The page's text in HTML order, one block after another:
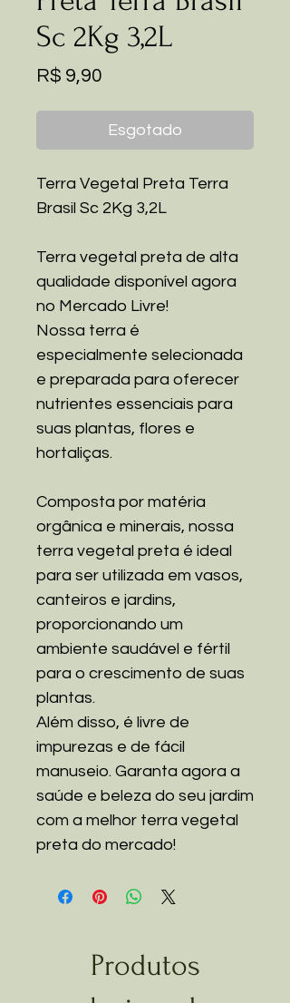
Sc 2Kg 3,2L
R$ 9,90
Esgotado
Terra Vegetal Preta Terra
Brasil Sc 2Kg 3,2L
Terra vegetal preta de alta
qualidade disponível agora
no Mercado Livre!
Nossa terra é
especialmente selecionada
e preparada para oferecer
nutrientes essenciais para
suas plantas, flores e
hortaliças.
Composta por matéria
orgânica e minerais, nossa
terra vegetal preta é ideal
para ser utilizada em vasos,
canteiros e jardins,
proporcionando um
ambiente saudável e fértil
para o crescimento de suas
plantas.
Além disso, é livre de
impurezas e de fácil
manuseio. Garanta agora a
saúde e beleza do seu jardim
com a melhor terra vegetal
preta do mercado!
Produtos